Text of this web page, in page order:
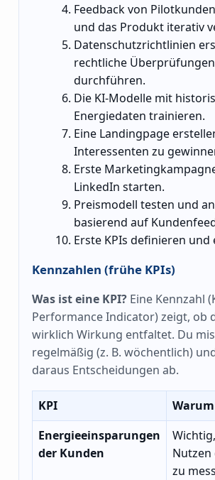
Feedback von
und das Produkt iterativ
Datenschutzrichtlinien
rechtliche Überprüfungen
durchführen.
Die KI-Modelle mit
Energiedaten trainieren.
Eine Landingpage
Interessenten zu
Erste
LinkedIn starten.
Preismodell testen und
basierend auf
Erste KPIs definieren und
Kennzahlen (frühe KPIs)
Was ist eine KPI? Eine Kennzahl
Performance Indicator) zeigt, ob
wirklich Wirkung entfaltet. Du
regelmäßig (z. B. wöchentlich)
daraus Entscheidungen ab.
KPI
Energieeinsparungen
der Kunden
zu